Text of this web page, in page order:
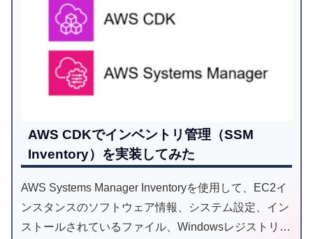
AWS CDKでインベントリ管理（SSM
Inventory）を実装してみた
AWS Systems Manager Inventoryを使用して、EC2イ
ンスタンスのソフトウェア情報、システム設定、イン
ストールされているファイル、Windowsレジストリ情